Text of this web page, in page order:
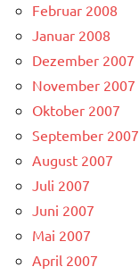
Februar 2008
Januar 2008
Dezember 2007
November 2007
Oktober 2007
September 2007
August 2007
Juli 2007
Juni 2007
Mai 2007
April 2007